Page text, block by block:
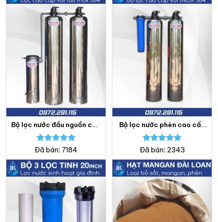
Bộ lọc nước đầu nguồn cao
cấp full inox – Lọc nước
Bách Khoa
Được xếp
hạng5.00
5 sao
Đã bán: 7184
Bộ lọc nước phèn cao cấp
Inox 304 – Lọc nước Bách
Khoa
Được xếp
hạng5.00
5 sao
Đã bán: 2343